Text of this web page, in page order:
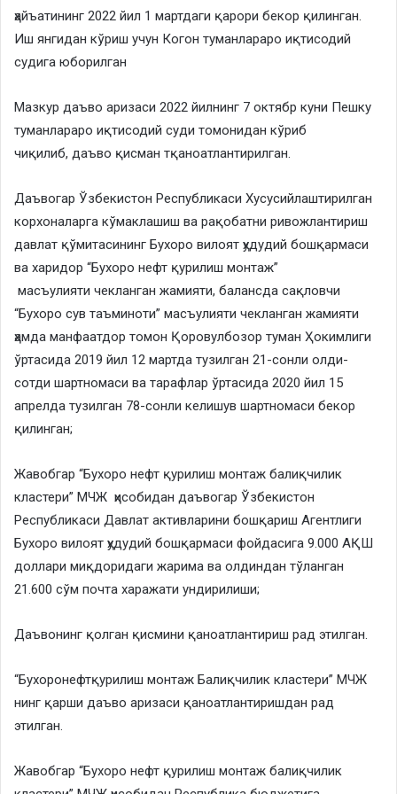
ҳайъатининг 2022 йил 1 мартдаги қарори бекор қилинган.
Иш янгидан кўриш учун Когон туманлараро иқтисодий
судига юборилган
Мазкур даъво аризаси 2022 йилнинг 7 октябр куни Пешку
туманлараро иқтисодий суди томонидан кўриб
чиқилиб, даъво қисман тқаноатлантирилган.
Даъвогар Ўзбекистон Республикаси Хусусийлаштирилган
корхоналарга кўмаклашиш ва рақобатни ривожлантириш
давлат қўмитасининг Бухоро вилоят ҳудудий бошқармаси
ва харидор “Бухоро нефт қурилиш монтаж”
масъулияти чекланган жамияти, балансда сақловчи
“Бухоро сув таъминоти” масъулияти чекланган жамияти
ҳамда манфаатдор томон Қоровулбозор туман Ҳокимлиги
ўртасида 2019 йил 12 мартда тузилган 21-сонли олди-
сотди шартномаси ва тарафлар ўртасида 2020 йил 15
апрелда тузилган 78-сонли келишув шартномаси бекор
қилинган;
Жавобгар “Бухоро нефт қурилиш монтаж балиқчилик
кластери” МЧЖ ҳисобидан даъвогар Ўзбекистон
Республикаси Давлат активларини бошқариш Агентлиги
Бухоро вилоят ҳудудий бошқармаси фойдасига 9.000 АҚШ
доллари миқдоридаги жарима ва олдиндан тўланган
21.600 сўм почта харажати ундирилиши;
Даъвонинг қолган қисмини қаноатлантириш рад этилган.
“Бухоронефтқурилиш монтаж Балиқчилик кластери” МЧЖ
нинг қарши даъво аризаси қаноатлантиришдан рад
этилган.
Жавобгар ​“Бухоро нефт қурилиш монтаж балиқчилик